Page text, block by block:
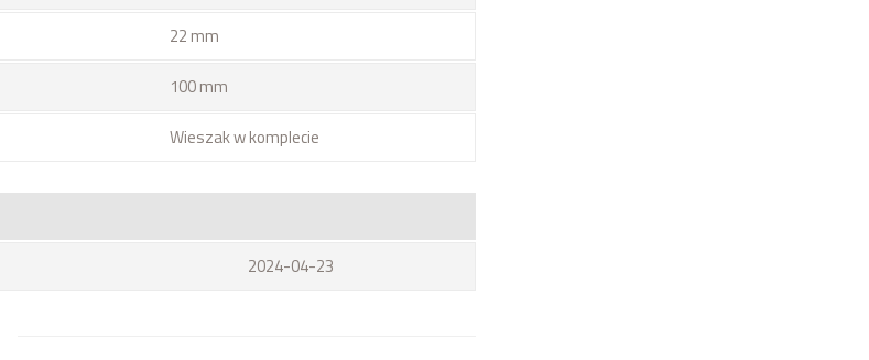
22 mm
100 mm
Wieszak w komplecie
2024-04-23